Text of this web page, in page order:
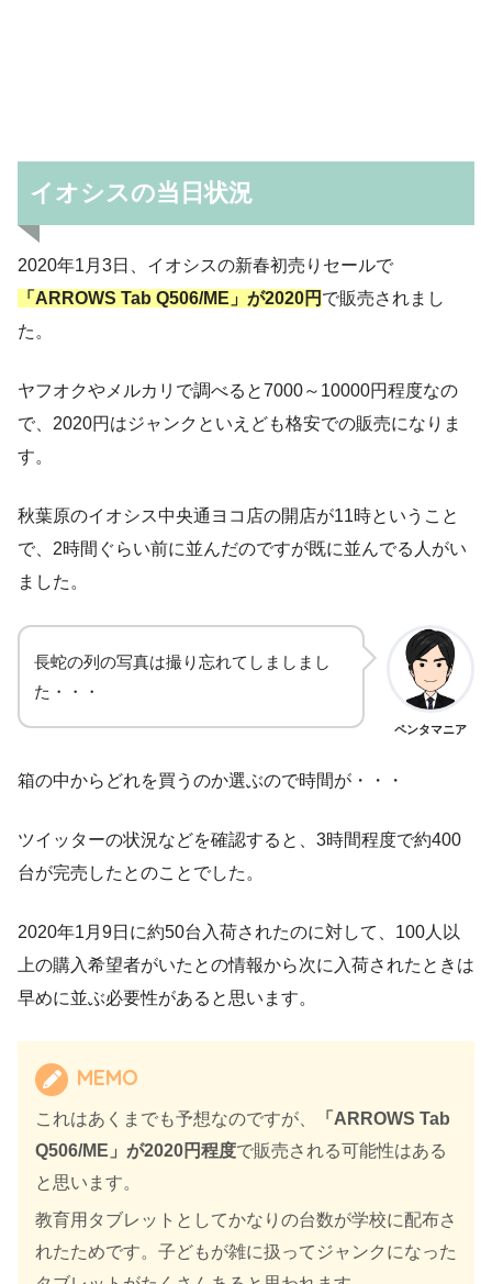
イオシスの当日状況
2020年1月3日、イオシスの新春初売りセールで
「ARROWS Tab Q506/ME」が2020円 で販売されまし
た。
ヤフオクやメルカリで調べると7000～10000円程度なの
で、2020円はジャンクといえども格安での販売になりま
す。
秋葉原のイオシス中央通ヨコ店の開店が11時ということ
で、2時間ぐらい前に並んだのですが既に並んでる人がい
ました。
長蛇の列の写真は撮り忘れてしましまし
た・・・
ペンタマニア
箱の中からどれを買うのか選ぶので時間が・・・
ツイッターの状況などを確認すると、3時間程度で約400
台が完売したとのことでした。
2020年1月9日に約50台入荷されたのに対して、100人以
上の購入希望者がいたとの情報から次に入荷されたときは
早めに並ぶ必要性があると思います。
MEMO
これはあくまでも予想なのですが、
「ARROWS Tab
Q506/ME」が2020円程度で販売される可能性はある
と思います。
教育用タブレットとしてかなりの台数が学校に配布さ
れたためです。子どもが雑に扱ってジャンクになった